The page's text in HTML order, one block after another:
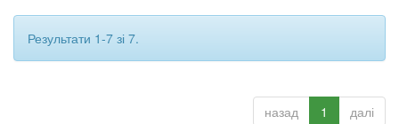
Результати 1-7 зі 7.
назад 1 далі